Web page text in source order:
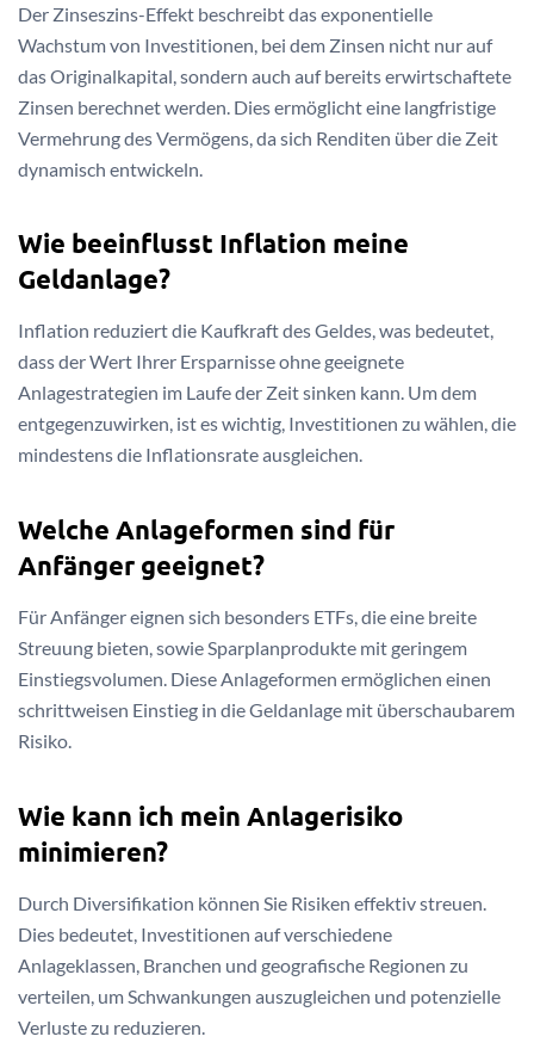
Der Zinseszins-Effekt beschreibt das exponentielle
Wachstum von Investitionen, bei dem Zinsen nicht nur auf
das Originalkapital, sondern auch auf bereits erwirtschaftete
Zinsen berechnet werden. Dies ermöglicht eine langfristige
Vermehrung des Vermögens, da sich Renditen über die Zeit
dynamisch entwickeln.
Wie beeinflusst Inflation meine
Geldanlage?
Inflation reduziert die Kaufkraft des Geldes, was bedeutet,
dass der Wert Ihrer Ersparnisse ohne geeignete
Anlagestrategien im Laufe der Zeit sinken kann. Um dem
entgegenzuwirken, ist es wichtig, Investitionen zu wählen, die
mindestens die Inflationsrate ausgleichen.
Welche Anlageformen sind für
Anfänger geeignet?
Für Anfänger eignen sich besonders ETFs, die eine breite
Streuung bieten, sowie Sparplanprodukte mit geringem
Einstiegsvolumen. Diese Anlageformen ermöglichen einen
schrittweisen Einstieg in die Geldanlage mit überschaubarem
Risiko.
Wie kann ich mein Anlagerisiko
minimieren?
Durch Diversifikation können Sie Risiken effektiv streuen.
Dies bedeutet, Investitionen auf verschiedene
Anlageklassen, Branchen und geografische Regionen zu
verteilen, um Schwankungen auszugleichen und potenzielle
Verluste zu reduzieren.